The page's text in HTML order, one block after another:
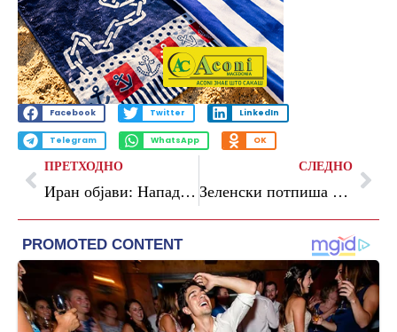
Facebook Twitter LinkedIn
Telegram WhatsApp OK
ПРЕТХОДНО
Иран објави: Нападнавме 85 американски воени цели во Бахреин и Кувајт
СЛЕДНО
Зеленски потпиша договори за дронови со Данска, Естонија и Холандија